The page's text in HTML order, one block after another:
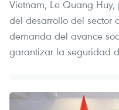
Vietnam, Le Quang
del desarrollo del sector
demanda del avance
garantizar la seguridad